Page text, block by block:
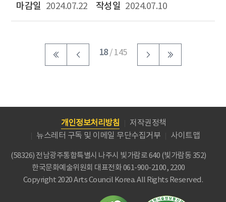
2024.07.22 2024.07.10
18/ 145
개인정보처리방침
저작권정책
뉴스레터 구독 및 이메일 무단수집거부
사이트맵
(58326) 전남광주통합특별시 나주시 빛가람로 640 (빛가람동 352)
한국문화예술위원회 대표전화 061-900-2100, 2200
Copyright 2020 Arts Council Korea. All Rights Reserved.